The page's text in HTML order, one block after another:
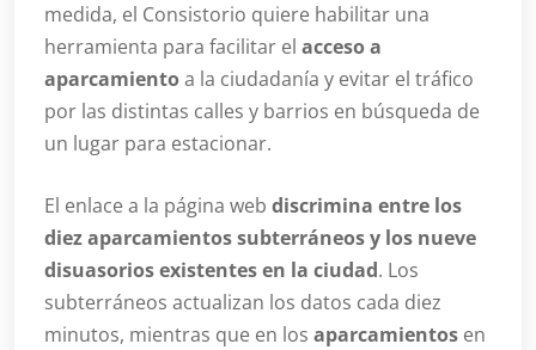
medida, el Consistorio quiere habilitar una
herramienta para facilitar el acceso a
aparcamientoa la ciudadanía y evitar el tráfico
por las distintas calles y barrios en búsqueda de
un lugar para estacionar.
El enlace a la página web discrimina entre los
diez aparcamientos subterráneos y los nueve
disuasorios existentes en la ciudad. Los
subterráneos actualizan los datos cada diez
minutos, mientras que en los aparcamientos en